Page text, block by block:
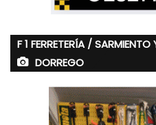
F 1 FERRETERÍA /
DORREGO